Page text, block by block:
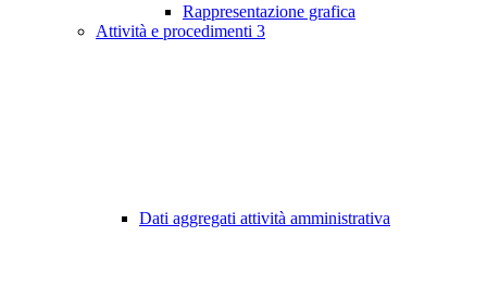
Rappresentazione grafica
Attività e procedimenti 3
Dati aggregati attività amministrativa